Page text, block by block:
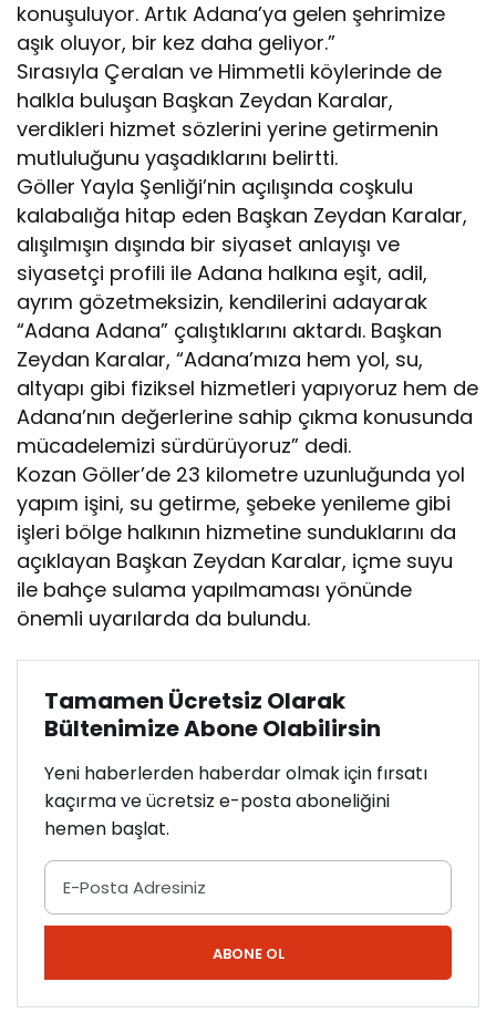
konuşuluyor. Artık Adana’ya gelen şehrimize
aşık oluyor, bir kez daha geliyor.”
Sırasıyla Çeralan ve Himmetli köylerinde de
halkla buluşan Başkan Zeydan Karalar,
verdikleri hizmet sözlerini yerine getirmenin
mutluluğunu yaşadıklarını belirtti.
Göller Yayla Şenliği’nin açılışında coşkulu
kalabalığa hitap eden Başkan Zeydan Karalar,
alışılmışın dışında bir siyaset anlayışı ve
siyasetçi profili ile Adana halkına eşit, adil,
ayrım gözetmeksizin, kendilerini adayarak
“Adana Adana” çalıştıklarını aktardı. Başkan
Zeydan Karalar, “Adana’mıza hem yol, su,
altyapı gibi fiziksel hizmetleri yapıyoruz hem de
Adana’nın değerlerine sahip çıkma konusunda
mücadelemizi sürdürüyoruz” dedi.
Kozan Göller’de 23 kilometre uzunluğunda yol
yapım işini, su getirme, şebeke yenileme gibi
işleri bölge halkının hizmetine sunduklarını da
açıklayan Başkan Zeydan Karalar, içme suyu
ile bahçe sulama yapılmaması yönünde
önemli uyarılarda da bulundu.
Tamamen Ücretsiz Olarak
Bültenimize Abone Olabilirsin
Yeni haberlerden haberdar olmak için fırsatı
kaçırma ve ücretsiz e-posta aboneliğini
hemen başlat.
ABONE OL